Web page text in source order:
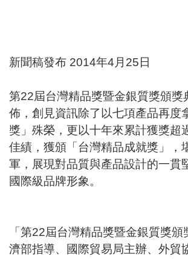
新聞稿發布 2014年4月25日
第22屆台灣精品獎暨金銀質獎頒獎
佈，創見資訊除了以七項產品再度
獎」殊榮，更以十年來累計獲獎超
佳績，獲頒「台灣精品成就獎」，
軍，展現對品質與產品設計的一貫
國際級品牌形象。
「第22屆台灣精品獎暨金銀質獎頒
濟部指導、國際貿易局主辦、外貿